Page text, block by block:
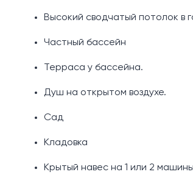
Высокий сводчатый потолок в
Частный бассейн
Терраса у бассейна.
Душ на открытом воздухе.
Сад
Кладовка
Крытый навес на 1 или 2